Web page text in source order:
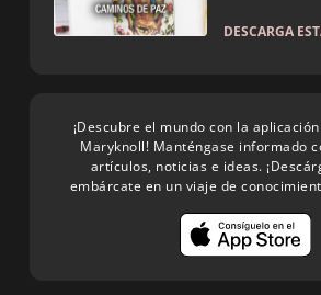
DESCARGA
¡Descubre el mundo con la
Maryknoll! Manténgase informado
artículos, noticias e ideas.
embárcate en un viaje de